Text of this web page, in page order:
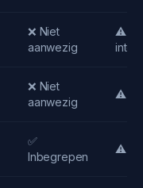
❌ Niet
aanwezig
⚠️
❌ Niet
aanwezig
⚠️
✅
Inbegrepen
⚠️